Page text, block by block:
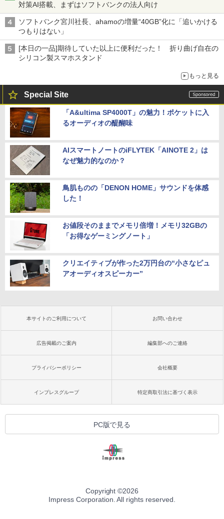
対策AI搭載、まずはソフトバンクの法人向け
ソフトバンク宮川社長、ahamoの増量“40GB”化に「追いかける
つもりはない」
[本日の一品]期待していた以上に便利だった！ 折り曲げ自在の
シリコン製スマホスタンド
もっと見る
Special Site
「A&ultima SP4000T」の魅力！ポケットに入
るオーディオの醍醐味
AIスマートノートのiFLYTEK「AINOTE 2」は
なぜ魅力的なのか？
鳥肌ものの「DENON HOME」サウンドを体感
した！
お値段そのままでメモリ倍増！メモリ32GBの
「お得なゲーミングノート」
クリエイティブが作った2万円台の“小さなピュ
アオーディオスピーカー”
本サイトのご利用について お問い合わせ
広告掲載のご案内 編集部へのご連絡
プライバシーポリシー 会社概要
インプレスグループ 特定商取引法に基づく表示
PC版で見る
Copyright ©2026
Impress Corporation. All rights reserved.